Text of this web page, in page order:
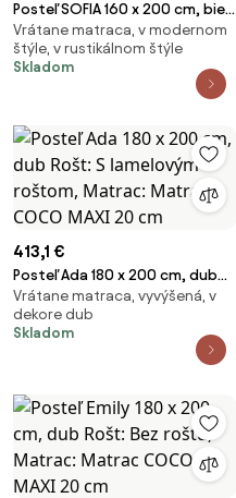
Posteľ SOFIA 160 x 200 cm, biela
Rošt: Bez roštu, Matrac:
Matrac DELUXE 10 cm
Vrátane matraca, v modernom
štýle, v rustikálnom štýle
Skladom
413,1 €
Posteľ Ada 180 x 200 cm, dub
Rošt: S lamelovým roštom,
Matrac: Matrac COCO MAXI 20
cm
Vrátane matraca, vyvýšená, v
dekore dub
Skladom